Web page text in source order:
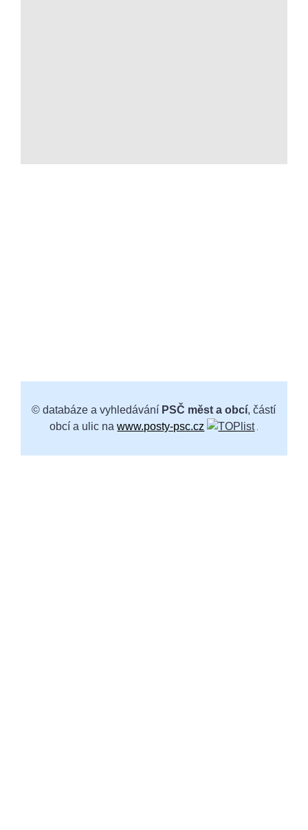
© databáze a vyhledávání PSČ měst a obcí, částí
obcí a ulic nawww.posty-psc.cz